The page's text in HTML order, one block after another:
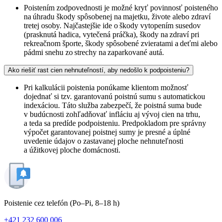
Poistením zodpovednosti je možné kryť povinnosť poisteného
na úhradu škody spôsobenej na majetku, živote alebo zdraví
tretej osoby. Najčastejšie ide o škody vytopením susedov
(prasknutá hadica, vytečená práčka), škody na zdraví pri
rekreačnom športe, škody spôsobené zvieratami a deťmi alebo
pádmi snehu zo strechy na zaparkované autá.
Ako riešiť rast cien nehnuteľností, aby nedošlo k podpoisteniu?
Pri kalkulácii poistenia ponúkame klientom možnosť
dojednať si tzv. garantovanú poistnú sumu s automatickou
indexáciou. Táto služba zabezpečí, že poistná suma bude
v budúcnosti zohľadňovať infláciu aj vývoj cien na trhu,
a teda sa predíde podpoisteniu. Predpokladom pre správny
výpočet garantovanej poistnej sumy je presné a úplné
uvedenie údajov o zastavanej ploche nehnuteľnosti
a úžitkovej ploche domácnosti.
Poistenie cez telefón (Po–Pi, 8–18 h)
+421 232 600 006